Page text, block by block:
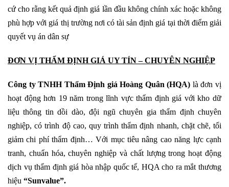
cứ cho rằng kết quả định giá lần đầu không chính xác hoặc không
phù hợp với giá thị trường nơi có tài sản định giá tại thời điểm giải
quyết vụ án dân sự
ĐƠN VỊ THẨM ĐỊNH GIÁ UY TÍN – CHUYÊN NGHIỆP
Công ty TNHH Thẩm Định giá Hoàng Quân (HQA) là đơn vị
hoạt động hơn 19 năm trong lĩnh vực thẩm định giá với kho dữ
liệu thông tin dồi dào, đội ngũ chuyên gia thẩm định chuyên
nghiệp, có trình độ cao, quy trình thẩm định nhanh, chặt chẽ, tối
giảm chi phí thẩm định… Với mục tiêu nâng cao năng lực cạnh
tranh, chuẩn hóa, chuyên nghiệp và chất lượng trong hoạt động
dịch vụ thẩm định giá hòa nhập quốc tế, HQA cho ra mắt thương
hiệu “Sunvalue”.